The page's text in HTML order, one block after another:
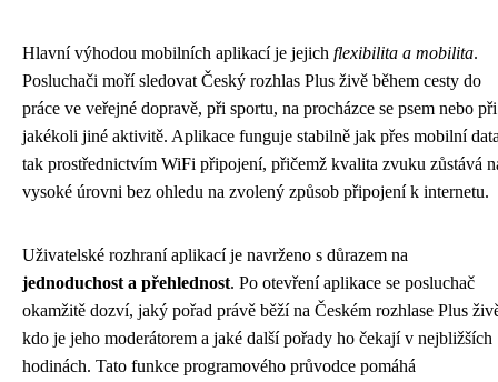
Hlavní výhodou mobilních aplikací je jejich flexibilita a mobilita.
Posluchači moří sledovat Český rozhlas Plus živě během cesty do
práce ve veřejné dopravě, při sportu, na procházce se psem nebo při
jakékoli jiné aktivitě. Aplikace funguje stabilně jak přes mobilní
tak prostřednictvím WiFi připojení, přičemž kvalita zvuku zůstává
vysoké úrovni bez ohledu na zvolený způsob připojení k internetu.
Uživatelské rozhraní aplikací je navrženo s důrazem na
jednoduchost a přehlednost. Po otevření aplikace se posluchač
okamžitě dozví, jaký pořad právě běží na Českém rozhlase Plus
kdo je jeho moderátorem a jaké další pořady ho čekají v nejbližších
hodinách. Tato funkce programového průvodce pomáhá